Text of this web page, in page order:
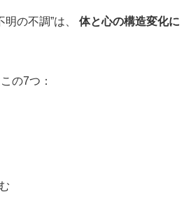
の不調”は、 体と心の構造変化に
の7つ：